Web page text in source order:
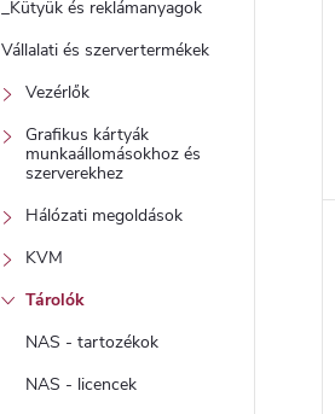
_Kütyük és reklámanyagok
Vállalati és szervertermékek
Vezérlők
Grafikus kártyák
munkaállomásokhoz és
szerverekhez
Hálózati megoldások
KVM
Tárolók
NAS - tartozékok
NAS - licencek